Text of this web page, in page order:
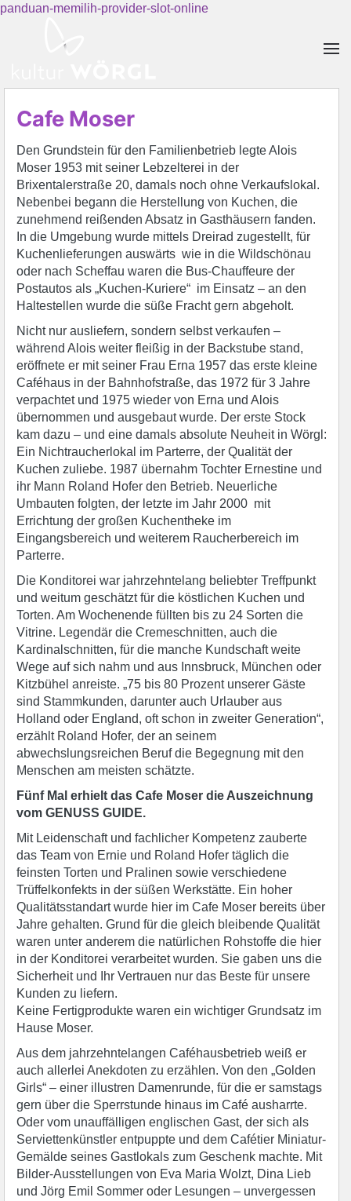
panduan-memilih-provider-slot-online
Cafe Moser
Den Grundstein für den Familienbetrieb legte Alois
Moser 1953 mit seiner Lebzelterei in der
Brixentalerstraße 20, damals noch ohne Verkaufslokal.
Nebenbei begann die Herstellung von Kuchen, die
zunehmend reißenden Absatz in Gasthäusern fanden.
In die Umgebung wurde mittels Dreirad zugestellt, für
Kuchenlieferungen auswärts wie in die Wildschönau
oder nach Scheffau waren die Bus-Chauffeure der
Postautos als „Kuchen-Kuriere“ im Einsatz – an den
Haltestellen wurde die süße Fracht gern abgeholt.
Nicht nur ausliefern, sondern selbst verkaufen –
während Alois weiter fleißig in der Backstube stand,
eröffnete er mit seiner Frau Erna 1957 das erste kleine
Caféhaus in der Bahnhofstraße, das 1972 für 3 Jahre
verpachtet und 1975 wieder von Erna und Alois
übernommen und ausgebaut wurde. Der erste Stock
kam dazu – und eine damals absolute Neuheit in Wörgl:
Ein Nichtraucherlokal im Parterre, der Qualität der
Kuchen zuliebe. 1987 übernahm Tochter Ernestine und
ihr Mann Roland Hofer den Betrieb. Neuerliche
Umbauten folgten, der letzte im Jahr 2000 mit
Errichtung der großen Kuchentheke im
Eingangsbereich und weiterem Raucherbereich im
Parterre.
Die Konditorei war jahrzehntelang beliebter Treffpunkt
und weitum geschätzt für die köstlichen Kuchen und
Torten. Am Wochenende füllten bis zu 24 Sorten die
Vitrine. Legendär die Cremeschnitten, auch die
Kardinalschnitten, für die manche Kundschaft weite
Wege auf sich nahm und aus Innsbruck, München oder
Kitzbühel anreiste. „75 bis 80 Prozent unserer Gäste
sind Stammkunden, darunter auch Urlauber aus
Holland oder England, oft schon in zweiter Generation“,
erzählt Roland Hofer, der an seinem
abwechslungsreichen Beruf die Begegnung mit den
Menschen am meisten schätzte.
Fünf Mal erhielt das Cafe Moser die Auszeichnung
vom GENUSS GUIDE.
Mit Leidenschaft und fachlicher Kompetenz zauberte
das Team von Ernie und Roland Hofer täglich die
feinsten Torten und Pralinen sowie verschiedene
Trüffelkonfekts in der süßen Werkstätte. Ein hoher
Qualitätsstandart wurde hier im Cafe Moser bereits über
Jahre gehalten. Grund für die gleich bleibende Qualität
waren unter anderem die natürlichen Rohstoffe die hier
in der Konditorei verarbeitet wurden. Sie gaben uns die
Sicherheit und Ihr Vertrauen nur das Beste für unsere
Kunden zu liefern.
Keine Fertigprodukte waren ein wichtiger Grundsatz im
Hause Moser.
Aus dem jahrzehntelangen Caféhausbetrieb weiß er
auch allerlei Anekdoten zu erzählen. Von den „Golden
Girls“ – einer illustren Damenrunde, für die er samstags
gern über die Sperrstunde hinaus im Café ausharrte.
Oder vom unauffälligen englischen Gast, der sich als
Serviettenkünstler entpuppte und dem Cafétier Miniatur-
Gemälde seines Gastlokals zum Geschenk machte. Mit
Bilder-Ausstellungen von Eva Maria Wolzt, Dina Lieb
und Jörg Emil Sommer oder Lesungen – unvergessen